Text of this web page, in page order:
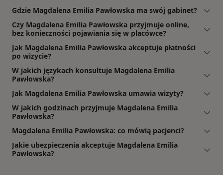
Gdzie Magdalena Emilia Pawłowska ma swój gabinet?
Czy Magdalena Emilia Pawłowska przyjmuje online,
bez konieczności pojawiania się w placówce?
Jak Magdalena Emilia Pawłowska akceptuje płatności
po wizycie?
W jakich językach konsultuje Magdalena Emilia
Pawłowska?
Jak Magdalena Emilia Pawłowska umawia wizyty?
W jakich godzinach przyjmuje Magdalena Emilia
Pawłowska?
Magdalena Emilia Pawłowska: co mówią pacjenci?
Jakie ubezpieczenia akceptuje Magdalena Emilia
Pawłowska?